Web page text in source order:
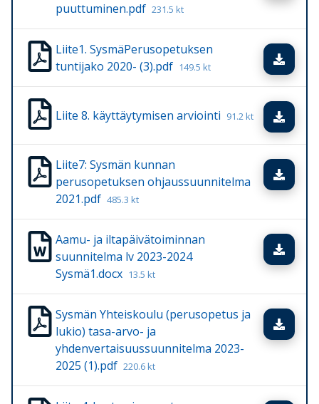
puuttuminen.pdf 231.5 kt
Liite1. SysmäPerusopetuksen
tuntijako 2020- (3).pdf 149.5 kt
Liite 8. käyttäytymisen arviointi 91.2 kt
Liite7: Sysmän kunnan
perusopetuksen ohjaussuunnitelma
2021.pdf 485.3 kt
Aamu- ja iltapäivätoiminnan
suunnitelma lv 2023-2024
Sysmä1.docx 13.5 kt
Sysmän Yhteiskoulu (perusopetus ja
lukio) tasa-arvo- ja
yhdenvertaisuussuunnitelma 2023-
2025 (1).pdf 220.6 kt